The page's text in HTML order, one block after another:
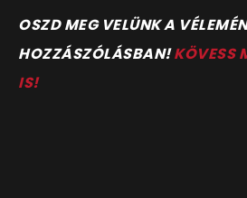
OSZD MEG VELÜNK A
HOZZÁSZÓLÁSBAN!KÖVESS
IS!